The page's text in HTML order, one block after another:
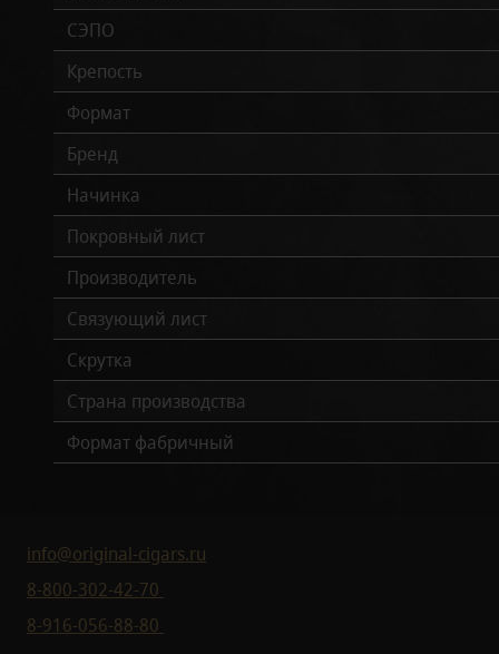
СЭПО
Крепость
Формат
Бренд
Начинка
Покровный лист
Производитель
Связующий лист
Скрутка
Страна производства
Формат фабричный
info@original-cigars.ru
8-800-302-42-70
8-916-056-88-80